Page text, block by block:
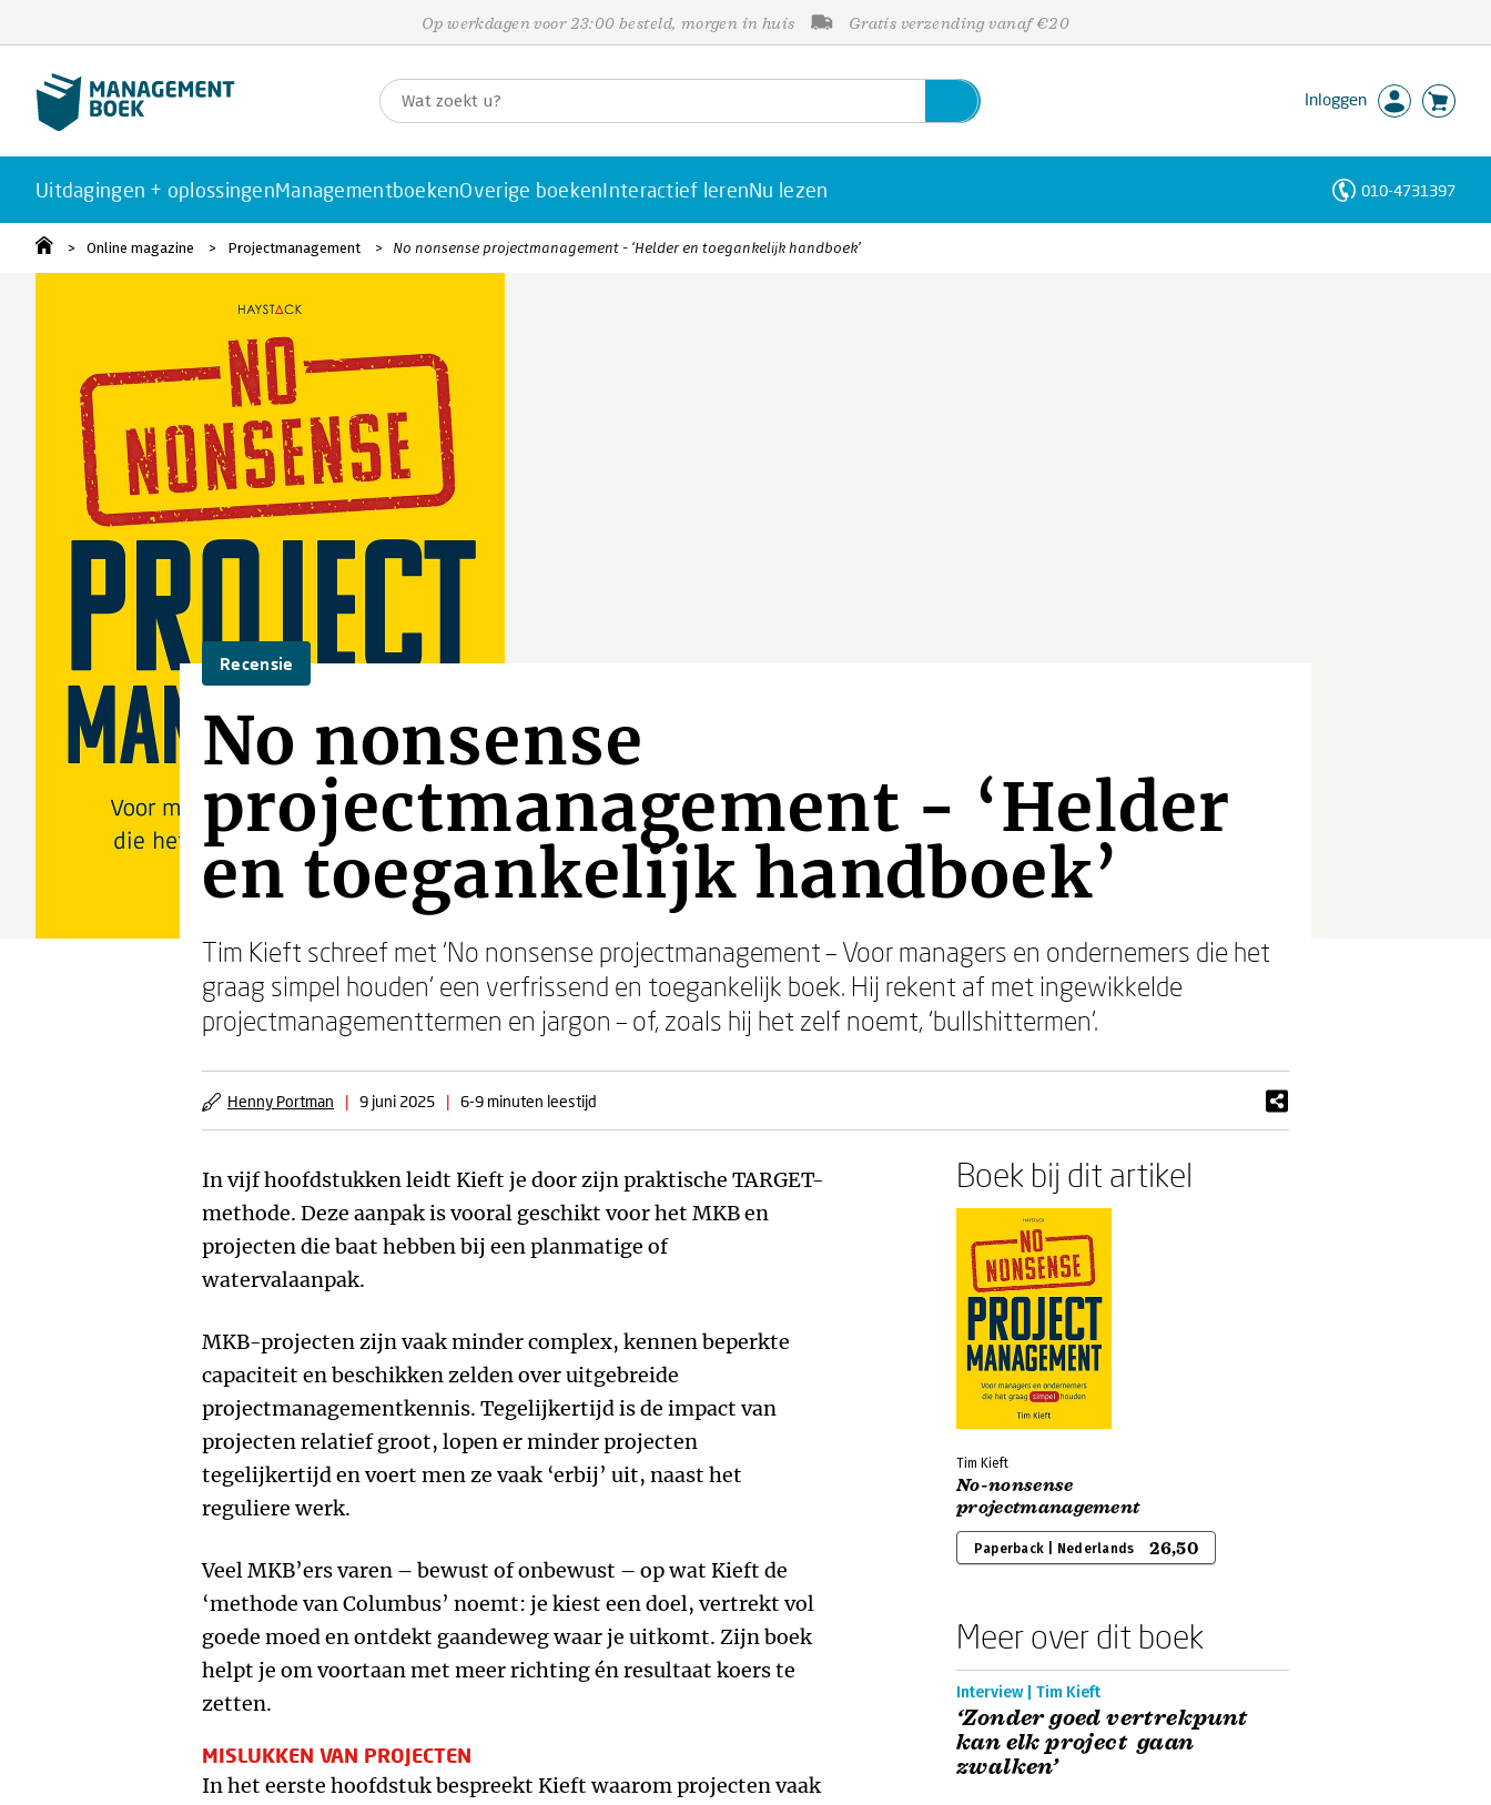
Op werkdagen voor 23:00 besteld, morgen in huis Gratis verzending vanaf €20
Inloggen
Uitdagingen + oplossingenManagementboekenOverige boekenInteractief lerenNu lezen 010-4731397
Online magazine Projectmanagement No nonsense projectmanagement - ‘Helder en toegankelijk handboek’
Recensie
No nonsense
projectmanagement - ‘Helder
en toegankelijk handboek’
Tim Kieft schreef met ‘No nonsense projectmanagement – Voor managers en ondernemers die het
graag simpel houden’ een verfrissend en toegankelijk boek. Hij rekent af met ingewikkelde
projectmanagementtermen en jargon – of, zoals hij het zelf noemt, ‘bullshittermen’.
Henny Portman | 9 juni 2025 | 6-9 minuten leestijd
In vijf hoofdstukken leidt Kieft je door zijn praktische TARGET-
methode. Deze aanpak is vooral geschikt voor het MKB en
projecten die baat hebben bij een planmatige of
watervalaanpak.
MKB-projecten zijn vaak minder complex, kennen beperkte
capaciteit en beschikken zelden over uitgebreide
projectmanagementkennis. Tegelijkertijd is de impact van
projecten relatief groot, lopen er minder projecten
tegelijkertijd en voert men ze vaak ‘erbij’ uit, naast het
reguliere werk.
Veel MKB’ers varen – bewust of onbewust – op wat Kieft de
‘methode van Columbus’ noemt: je kiest een doel, vertrekt vol
goede moed en ontdekt gaandeweg waar je uitkomt. Zijn boek
helpt je om voortaan met meer richting én resultaat koers te
zetten.
MISLUKKEN VAN PROJECTEN
In het eerste hoofdstuk bespreekt Kieft waarom projecten vaak
Boek bij dit artikel
Tim Kieft
No-nonsense
projectmanagement
Paperback | Nederlands 26,50
Meer over dit boek
Interview | Tim Kieft
‘Zonder goed vertrekpunt
kan elk project gaan
zwalken’
Personen